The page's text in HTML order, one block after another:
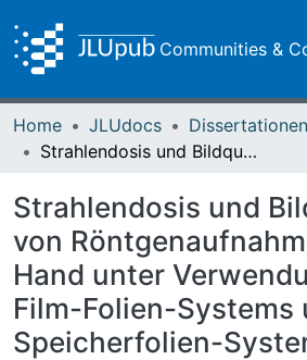
Communities &
Home JLUdocs
Strahlendosis und Bildqualität von Röntgenaufnahmen der Hand unter Verwendung eines Film-Folien-Systems und eines Speicherfolien-Systems
Strahlendosis und
von
Hand unter
Film-Folien-Systems
Speicherfolien-